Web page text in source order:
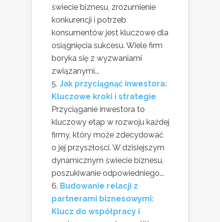
świecie biznesu, zrozumienie
konkurencji i potrzeb
konsumentów jest kluczowe dla
osiągnięcia sukcesu. Wiele firm
boryka się z wyzwaniami
związanymi...
Jak przyciągnąć inwestora:
Kluczowe kroki i strategie
Przyciąganie inwestora to
kluczowy etap w rozwoju każdej
firmy, który może zdecydować
o jej przyszłości. W dzisiejszym
dynamicznym świecie biznesu,
poszukiwanie odpowiedniego...
Budowanie relacji z
partnerami biznesowymi:
Klucz do współpracy i